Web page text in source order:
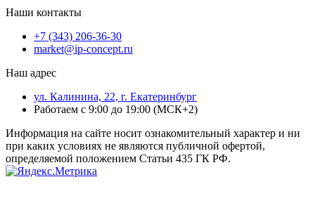
Наши контакты
+7 (343) 206-36-30
market@ip-concept.ru
Наш адрес
ул. Калинина, 22, г. Екатеринбург
Работаем с 9:00 до 19:00 (МСК+2)
Информация на сайте носит ознакомительный характер и ни
при каких условиях не являются публичной офертой,
определяемой положением Статьи 435 ГК РФ.